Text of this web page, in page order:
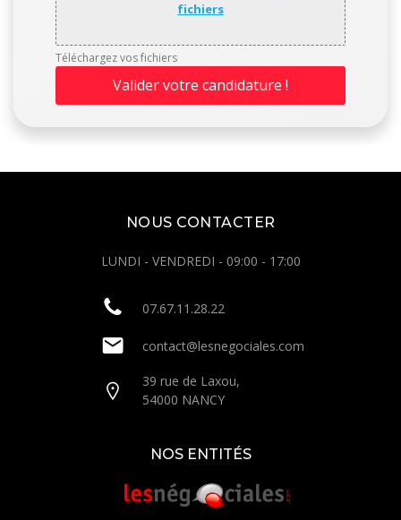
fichiers
Téléchargez vos fichiers
Valider votre candidature !
NOUS CONTACTER
LUNDI - VENDREDI - 09:00 - 17:00
07.67.11.28.22
contact@lesnegociales.com
39 rue de Laxou,
54000 NANCY
NOS ENTITÉS